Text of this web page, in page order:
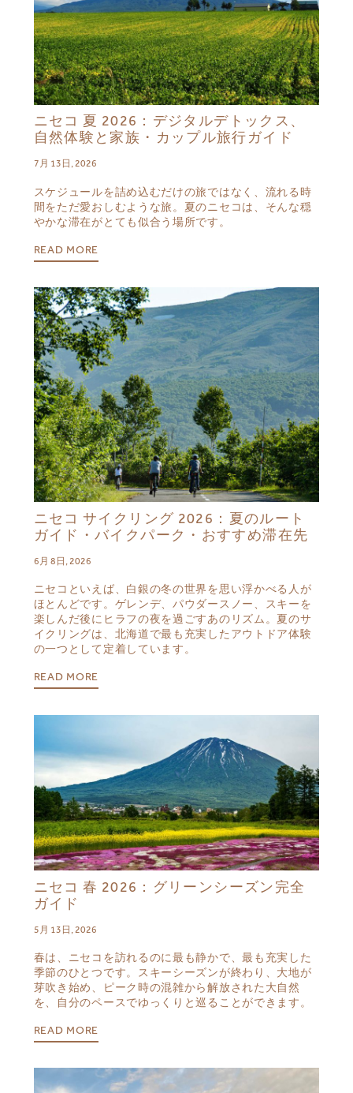
ニセコ 夏 2026：デジタルデトックス、
自然体験と家族・カップル旅行ガイド
7月 13日, 2026
スケジュールを詰め込むだけの旅ではなく、流れる時
間をただ愛おしむような旅。夏のニセコは、そんな穏
やかな滞在がとても似合う場所です。
READ MORE
ニセコ サイクリング 2026：夏のルート
ガイド・バイクパーク・おすすめ滞在先
6月 8日, 2026
ニセコといえば、白銀の冬の世界を思い浮かべる人が
ほとんどです。ゲレンデ、パウダースノー、スキーを
楽しんだ後にヒラフの夜を過ごすあのリズム。夏のサ
イクリングは、北海道で最も充実したアウトドア体験
の一つとして定着しています。
READ MORE
ニセコ 春 2026：グリーンシーズン完全
ガイド
5月 13日, 2026
春は、ニセコを訪れるのに最も静かで、最も充実した
季節のひとつです。スキーシーズンが終わり、大地が
芽吹き始め、ピーク時の混雑から解放された大自然
を、自分のペースでゆっくりと巡ることができます。
READ MORE